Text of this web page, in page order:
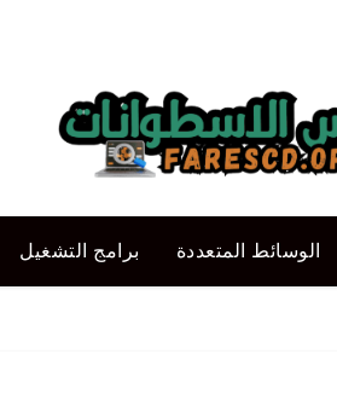
الوسائط المتعددة برامج التشغيل